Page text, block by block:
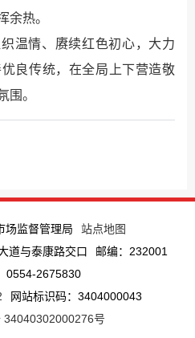
余热。
温情、赓续红色初心，大力
良传统，在全局上下营造敬
围。
场监督管理局
站点地图
道与泰康路交口
邮编：232001
0554-2675830
网站标识码：3404000043
34040302000276号